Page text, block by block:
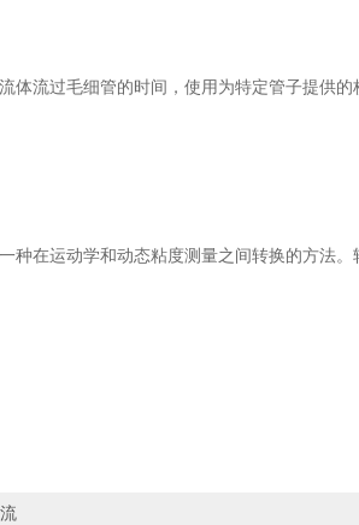
流过毛细管的时间，使用为特定管子提供的
在运动学和动态粘度测量之间转换的方法。